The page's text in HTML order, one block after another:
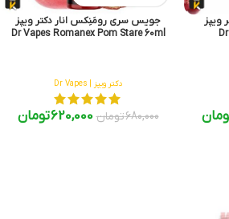
جویس سری رومَنِکس انار دکتر ویپز
Dr Vapes Romanex Pom Stare 60ml
دکتر ویپز | Dr Vapes
680,000تومان 620,000تومان